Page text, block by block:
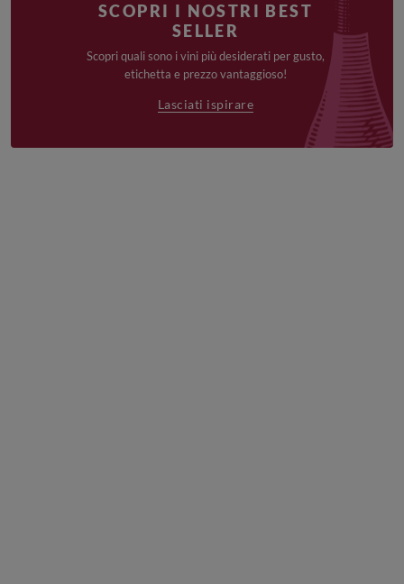
SCOPRI I NOSTRI BEST
SELLER
Scopri quali sono i vini più desiderati per gusto,
etichetta e prezzo vantaggioso!
Lasciati ispirare